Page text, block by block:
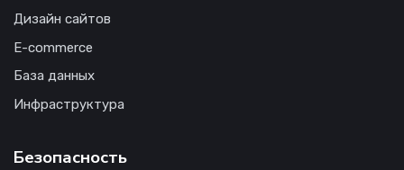
Дизайн сайтов
E-commerce
База данных
Инфраструктура
Безопасность